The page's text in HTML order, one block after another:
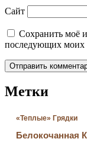
Сайт
Сохранить моё
последующих моих
Метки
«Теплые» Грядки
Белокочанная